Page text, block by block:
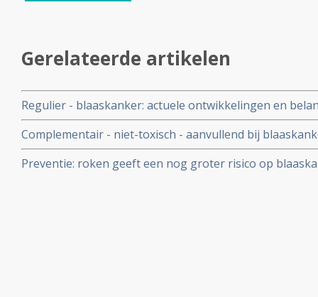
Gerelateerde artikelen
Regulier - blaaskanker: actuele ontwikkelingen en
reguliere oncologie: een overzicht
Complementair - niet-toxisch - aanvullend bij
en studie resultaten
Preventie: roken geeft een nog groter risico op